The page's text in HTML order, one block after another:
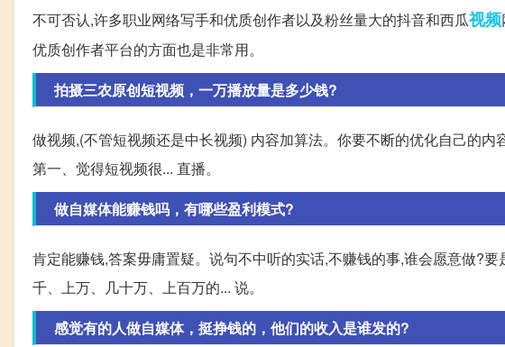
不可否认,许多职业网络写手和优质创作者以及粉丝量大的抖音和西瓜视频
优质创作者平台的方面也是非常用。
拍摄三农原创短视频，一万播放量是多少钱?
做视频,(不管短视频还是中长视频) 内容加算法。你要不断的优化自己的
第一、觉得短视频很... 直播。
做自媒体能赚钱吗，有哪些盈利模式?
肯定能赚钱,答案毋庸置疑。说句不中听的实话,不赚钱的事,谁会愿意做?
千、上万、几十万、上百万的... 说。
感觉有的人做自媒体，挺挣钱的，他们的收入是谁发的?